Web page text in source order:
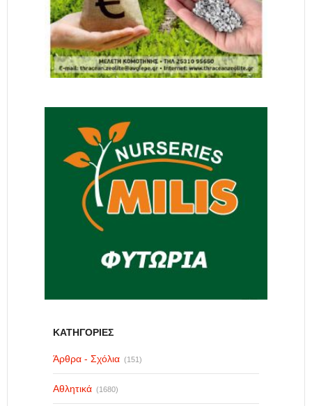
ΚΑΤΗΓΟΡΙΕΣ
Άρθρα - Σχόλια (151)
Αθλητικά (1680)